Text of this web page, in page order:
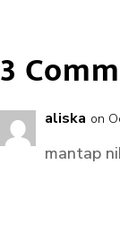
3
aliska on
mantap